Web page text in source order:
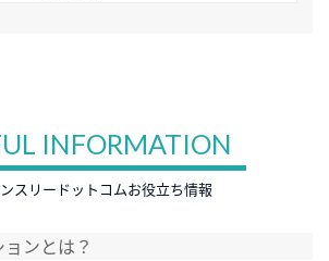
INFORMATION
スリードットコムお役立ち情報
ンとは？